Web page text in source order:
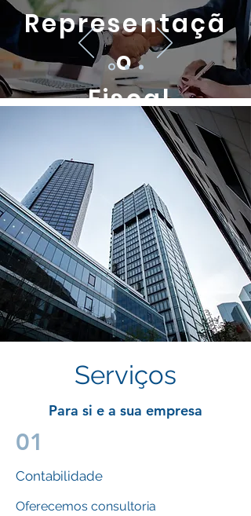
Representaçã
o
Fiscal
Acompanhamento
profissional ao longo do
ano.
Saiba Mais
Serviços
Para si e a sua empresa
01
Contabilidade
Oferecemos consultoria